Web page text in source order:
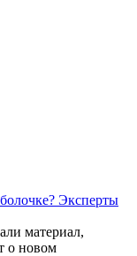
Эксперты
материал,
о новом